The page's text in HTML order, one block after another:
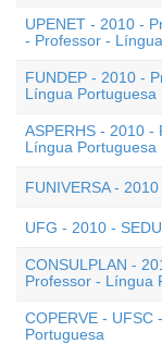
UPENET - 2010 -
- Professor -
FUNDEP - 2010 -
Língua Portuguesa
ASPERHS - 2010 -
Língua Portuguesa
FUNIVERSA -
UFG - 2010 -
CONSULPLAN -
Professor - Língua
COPERVE - UFSC
Portuguesa